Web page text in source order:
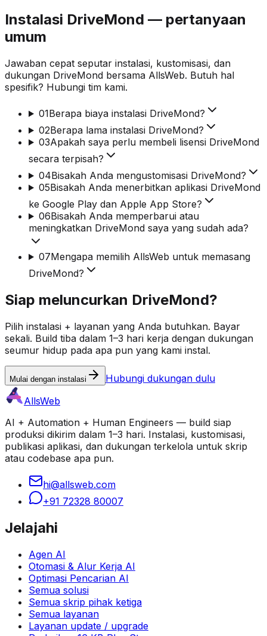
Instalasi DriveMond — pertanyaan
umum
Jawaban cepat seputar instalasi, kustomisasi, dan
dukungan DriveMond bersama AllsWeb. Butuh hal
spesifik? Hubungi tim kami.
01Berapa biaya instalasi DriveMond?
02Berapa lama instalasi DriveMond?
03Apakah saya perlu membeli lisensi DriveMond
secara terpisah?
04Bisakah Anda mengustomisasi DriveMond?
05Bisakah Anda menerbitkan aplikasi DriveMond
ke Google Play dan Apple App Store?
06Bisakah Anda memperbarui atau
meningkatkan DriveMond saya yang sudah ada?
07Mengapa memilih AllsWeb untuk memasang
DriveMond?
Siap meluncurkan DriveMond?
Pilih instalasi + layanan yang Anda butuhkan. Bayar
sekali. Build tiba dalam 1–3 hari kerja dengan dukungan
seumur hidup pada apa pun yang kami instal.
Mulai dengan instalasi
Hubungi dukungan dulu
AllsWeb
AI + Automation + Human Engineers — build siap
produksi dikirim dalam 1–3 hari. Instalasi, kustomisasi,
publikasi aplikasi, dan dukungan terkelola untuk skrip
atau codebase apa pun.
hi@allsweb.com
+91 72328 80007
Jelajahi
Agen AI
Otomasi & Alur Kerja AI
Optimasi Pencarian AI
Semua solusi
Semua skrip pihak ketiga
Semua layanan
Layanan update / upgrade